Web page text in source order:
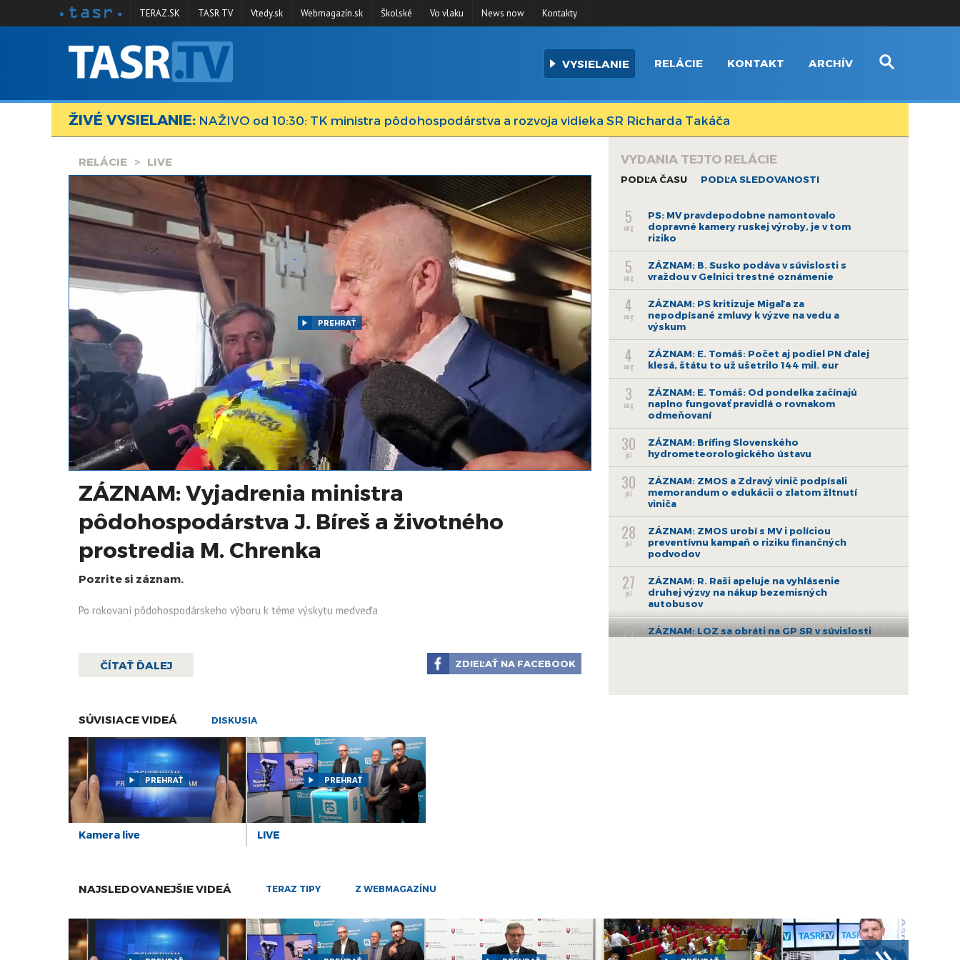
SPRAVODAJSTVO
ARCHÍV
TERAZ.SK TASR TV Vtedy.sk Webmagazín.sk Školské Vo vlaku News now Kontakty
VYSIELANIE RELÁCIE KONTAKT ARCHÍV
ŽIVÉ VYSIELANIE: NAŽIVO od 10:30: TK ministra pôdohospodárstva a rozvoja vidieka SR Richarda Takáča
RELÁCIE LIVE
PREHRAŤ
ZÁZNAM: Vyjadrenia ministra
pôdohospodárstva J. Bíreš a životného
prostredia M. Chrenka
Pozrite si záznam.
Po rokovaní pôdohospodárskeho výboru k téme výskytu medveďa
ČÍTAŤ ĎALEJ ZDIEĽAŤ NA FACEBOOK
VYDANIA TEJTO RELÁCIE
PODĽA ČASU PODĽA SLEDOVANOSTI
5
aug
PS: MV pravdepodobne namontovalo
dopravné kamery ruskej výroby, je v tom
riziko
5
aug
ZÁZNAM: B. Susko podáva v súvislosti s
vraždou v Gelnici trestné oznámenie
4
aug
ZÁZNAM: PS kritizuje Migaľa za
nepodpísané zmluvy k výzve na vedu a
výskum
4
aug
ZÁZNAM: E. Tomáš: Počet aj podiel PN ďalej
klesá, štátu to už ušetrilo 144 mil. eur
3
aug
ZÁZNAM: E. Tomáš: Od pondelka začínajú
naplno fungovať pravidlá o rovnakom
odmeňovaní
30
júl
ZÁZNAM: Brífing Slovenského
hydrometeorologického ústavu
30
júl
ZÁZNAM: ZMOS a Zdravý vinič podpísali
memorandum o edukácii o zlatom žltnutí
viniča
28
júl
ZÁZNAM: ZMOS urobí s MV i políciou
preventívnu kampaň o riziku finančných
podvodov
27
júl
ZÁZNAM: R. Raši apeluje na vyhlásenie
druhej výzvy na nákup bezemisných
autobusov
27
ZÁZNAM: LOZ sa obráti na GP SR v súvislosti
16
júl
ZÁZNAM: R. Kaliňák: MO SR by sa mohlo
postupne začať sťahovať do nového sídla
SÚVISIACE VIDEÁ DISKUSIA
PREHRAŤ
Kamera live
PREHRAŤ
LIVE
NAJSLEDOVANEJŠIE VIDEÁ TERAZ TIPY Z WEBMAGAZÍNU